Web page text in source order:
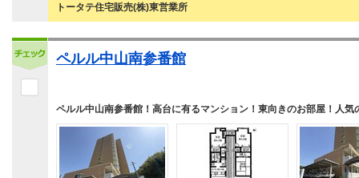
トータテ住宅販売(株)東営業所
ペルル中山南参番館
ペルル中山南参番館！高台に有るマンション！東向きのお部屋！人気